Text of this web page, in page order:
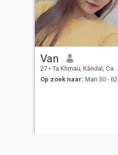
Van
27 • Ta Khmau, Kândal, Cambodja
Op zoek naar: Man 30 - 62